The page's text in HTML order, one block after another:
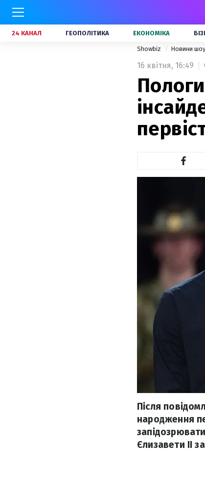
24 КАНАЛ ГЕОПОЛІТИКА ЕКОНОМІКА
Showbiz Новини
16 квітня, 16:49
Пологи
Після
народження
Єлизавети ІІ